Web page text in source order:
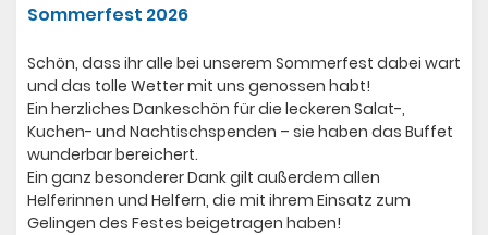
Sommerfest 2026
Schön, dass ihr alle bei unserem Sommerfest dabei wart
und das tolle Wetter mit uns genossen habt!
Ein herzliches Dankeschön für die leckeren Salat-,
Kuchen- und Nachtischspenden – sie haben das Buffet
wunderbar bereichert.
Ein ganz besonderer Dank gilt außerdem allen
Helferinnen und Helfern, die mit ihrem Einsatz zum
Gelingen des Festes beigetragen haben!